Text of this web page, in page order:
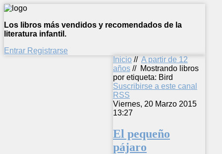
Los libros más vendidos y recomendados de la
literatura infantil.
Entrar Registrarse
Inicio // A partir de 12
años // Mostrando libros
por etiqueta: Bird
Suscribirse a este canal
RSS
Viernes, 20 Marzo 2015
13:27
El pequeño
pájaro